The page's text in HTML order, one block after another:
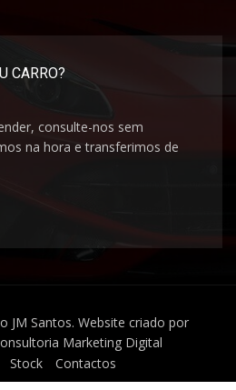
CARRO?
consulte-nos sem
na hora e transferimos de
JM Santos. Website criado por
Marketing Digital
Stock Contactos